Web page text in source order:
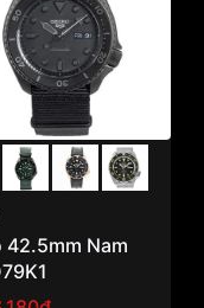
42.5mm Nam